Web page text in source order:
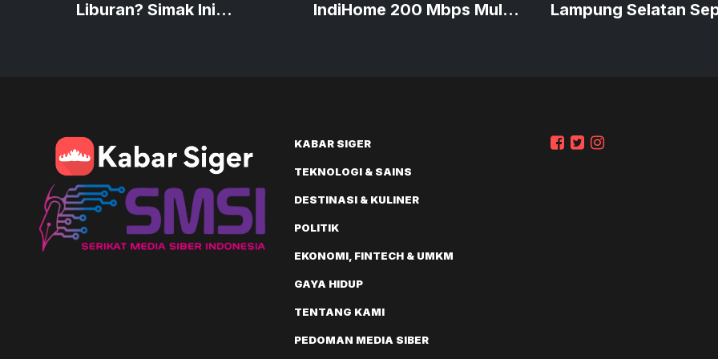
Liburan? Simak Ini
IndiHome 200 Mbps Mulai
Lampung Selatan
KABAR SIGER
TEKNOLOGI & SAINS
DESTINASI & KULINER
POLITIK
EKONOMI, FINTECH & UMKM
GAYA HIDUP
TENTANG KAMI
PEDOMAN MEDIA SIBER